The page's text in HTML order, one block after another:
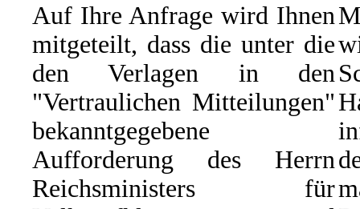
Auf Ihre Anfrage wird Ihnen
mitgeteilt, dass die unter die
den Verlagen in den
"Vertraulichen Mitteilungen"
bekanntgegebene
Aufforderung des Herrn
Reichsministers für